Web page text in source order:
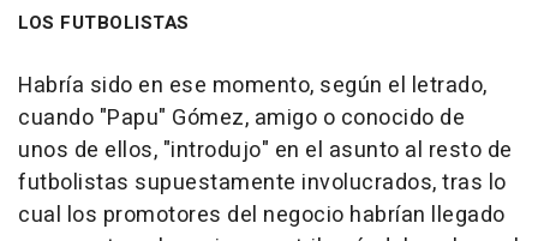
LOS FUTBOLISTAS
Habría sido en ese momento, según el letrado,
cuando "Papu" Gómez, amigo o conocido de
unos de ellos, "introdujo" en el asunto al resto de
futbolistas supuestamente involucrados, tras lo
cual los promotores del negocio habrían llegado